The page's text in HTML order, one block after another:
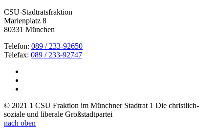
CSU-Stadtratsfraktion
Marienplatz 8
80331 München
Telefon: 089 / 233-92650
Telefax: 089 / 233-92747
© 2021 1 CSU Fraktion im Münchner Stadtrat 1 Die christlich-
soziale und liberale Großstadtpartei
nach oben